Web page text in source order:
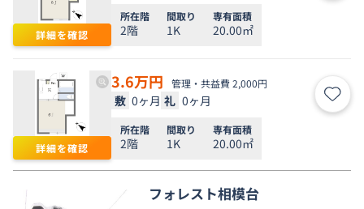
詳細を確認
所在階
2階
間取り
1K
専有面積
20.00㎡
詳細を確認
3.6万円 管理・共益費 2,000円
敷 0ヶ月 礼 0ヶ月 お気
所在階
2階
間取り
1K
専有面積
20.00㎡
フォレスト相模台